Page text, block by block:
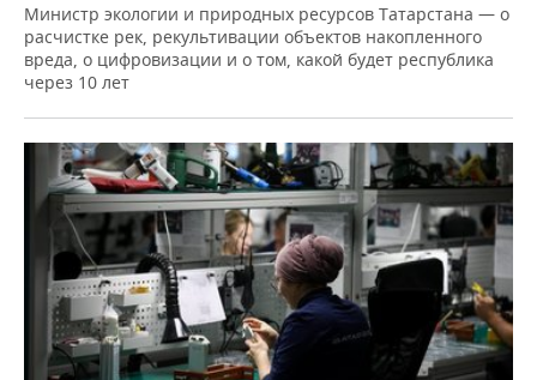
Министр экологии и природных ресурсов Татарстана — о
расчистке рек, рекультивации объектов накопленного
вреда, о цифровизации и о том, какой будет республика
через 10 лет